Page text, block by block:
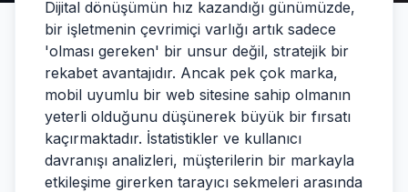
Dijital dönüşümün hız kazandığı günümüzde,
bir işletmenin çevrimiçi varlığı artık sadece
'olması gereken' bir unsur değil, stratejik bir
rekabet avantajıdır. Ancak pek çok marka,
mobil uyumlu bir web sitesine sahip olmanın
yeterli olduğunu düşünerek büyük bir fırsatı
kaçırmaktadır. İstatistikler ve kullanıcı
davranışı analizleri, müşterilerin bir markayla
etkileşime girerken tarayıcı sekmeleri arasında